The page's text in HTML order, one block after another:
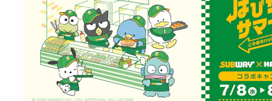
「サマーバッグ」沖縄県内3店舗での販売開始延
期のお知らせ（※8月7日時点）
2026.8.7
お知らせ
「令和8年熊本地震」の影響による一部店舗営業